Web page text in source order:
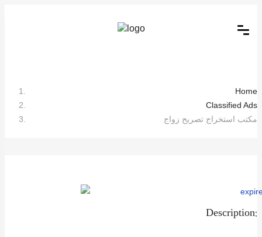
Home
Classified Ads
مكتب استخراج تصريح زواج
Description: